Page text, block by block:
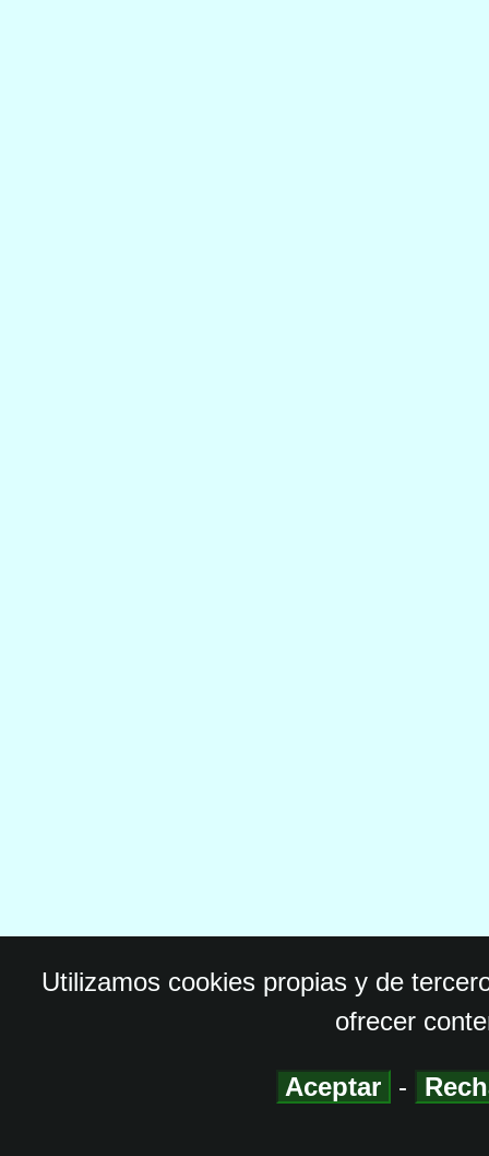
Utilizamos cookies propias y de
ofrecer
Aceptar -